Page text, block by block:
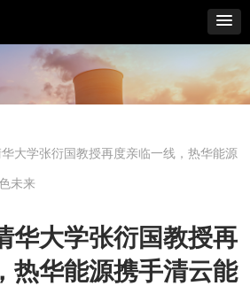
大学张衍国教授再度亲临一线，热华能源
未来
华大学张衍国教授再
热华能源携手清云能